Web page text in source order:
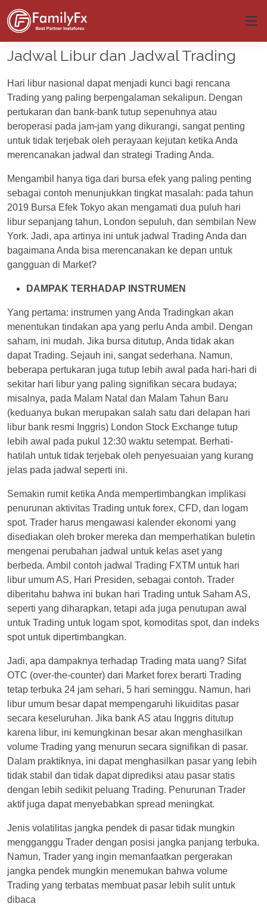
Jadwal Libur dan Jadwal Trading
Hari libur nasional dapat menjadi kunci bagi rencana
Trading yang paling berpengalaman sekalipun. Dengan
pertukaran dan bank-bank tutup sepenuhnya atau
beroperasi pada jam-jam yang dikurangi, sangat penting
untuk tidak terjebak oleh perayaan kejutan ketika Anda
merencanakan jadwal dan strategi Trading Anda.
Mengambil hanya tiga dari bursa efek yang paling penting
sebagai contoh menunjukkan tingkat masalah: pada tahun
2019 Bursa Efek Tokyo akan mengamati dua puluh hari
libur sepanjang tahun, London sepuluh, dan sembilan New
York. Jadi, apa artinya ini untuk jadwal Trading Anda dan
bagaimana Anda bisa merencanakan ke depan untuk
gangguan di Market?
DAMPAK TERHADAP INSTRUMEN
Yang pertama: instrumen yang Anda Tradingkan akan
menentukan tindakan apa yang perlu Anda ambil. Dengan
saham, ini mudah. Jika bursa ditutup, Anda tidak akan
dapat Trading. Sejauh ini, sangat sederhana. Namun,
beberapa pertukaran juga tutup lebih awal pada hari-hari di
sekitar hari libur yang paling signifikan secara budaya;
misalnya, pada Malam Natal dan Malam Tahun Baru
(keduanya bukan merupakan salah satu dari delapan hari
libur bank resmi Inggris) London Stock Exchange tutup
lebih awal pada pukul 12:30 waktu setempat. Berhati-
hatilah untuk tidak terjebak oleh penyesuaian yang kurang
jelas pada jadwal seperti ini.
Semakin rumit ketika Anda mempertimbangkan implikasi
penurunan aktivitas Trading untuk forex, CFD, dan logam
spot. Trader harus mengawasi kalender ekonomi yang
disediakan oleh broker mereka dan memperhatikan buletin
mengenai perubahan jadwal untuk kelas aset yang
berbeda. Ambil contoh jadwal Trading FXTM untuk hari
libur umum AS, Hari Presiden, sebagai contoh. Trader
diberitahu bahwa ini bukan hari Trading untuk Saham AS,
seperti yang diharapkan, tetapi ada juga penutupan awal
untuk Trading untuk logam spot, komoditas spot, dan indeks
spot untuk dipertimbangkan.
Jadi, apa dampaknya terhadap Trading mata uang? Sifat
OTC (over-the-counter) dari Market forex berarti Trading
tetap terbuka 24 jam sehari, 5 hari seminggu. Namun, hari
libur umum besar dapat mempengaruhi likuiditas pasar
secara keseluruhan. Jika bank AS atau Inggris ditutup
karena libur, ini kemungkinan besar akan menghasilkan
volume Trading yang menurun secara signifikan di pasar.
Dalam praktiknya, ini dapat menghasilkan pasar yang lebih
tidak stabil dan tidak dapat diprediksi atau pasar statis
dengan lebih sedikit peluang Trading. Penurunan Trader
aktif juga dapat menyebabkan spread meningkat.
Jenis volatilitas jangka pendek di pasar tidak mungkin
mengganggu Trader dengan posisi jangka panjang terbuka.
Namun, Trader yang ingin memanfaatkan pergerakan
jangka pendek mungkin menemukan bahwa volume
Trading yang terbatas membuat pasar lebih sulit untuk
dibaca